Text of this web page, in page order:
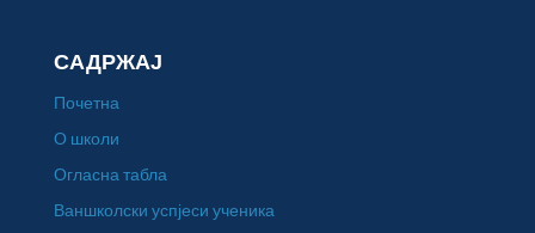
САДРЖАЈ
Почетна
О школи
Огласна табла
Ваншколски успјеси ученика